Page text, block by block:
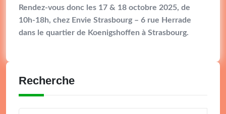
Rendez-vous donc les 17 & 18 octobre 2025, de
10h-18h, chez Envie Strasbourg – 6 rue Herrade
dans le quartier de Koenigshoffen à Strasbourg.
Recherche